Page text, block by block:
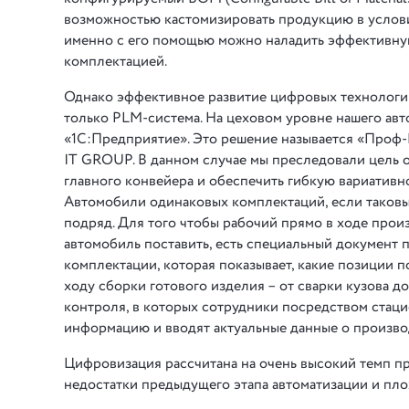
возможностью кастомизировать продукцию в
именно с его помощью можно наладить
комплектацией.
Однако эффективное развитие цифровых
только PLM-система. На цеховом уровне нашего
«1С:Предприятие». Это решение называется
IT GROUP. В данном случае мы преследовали цель
главного конвейера и обеспечить гибкую
Автомобили одинаковых комплектаций, если
подряд. Для того чтобы рабочий прямо в ходе
автомобиль поставить, есть специальный
комплектации, которая показывает, какие
ходу сборки готового изделия – от сварки кузова
контроля, в которых сотрудники посредством
информацию и вводят актуальные данные о
Цифровизация рассчитана на очень высокий темп
недостатки предыдущего этапа автоматизации и